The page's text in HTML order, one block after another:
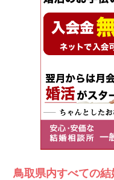
鳥取県内すべての